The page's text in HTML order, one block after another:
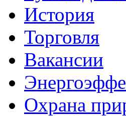
История
Торговля
Вакансии
Охрана